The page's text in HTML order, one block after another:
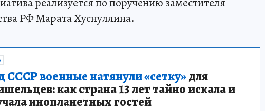
РФ Марата Хуснуллина.
СССР военные натянули «сетку»для
как страна 13 лет тайно искала и
инопланетных гостей